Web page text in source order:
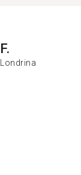
F.
Londrina